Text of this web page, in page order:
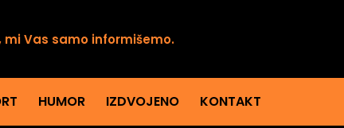
Vas samo informišemo.
HUMOR IZDVOJENO KONTAKT